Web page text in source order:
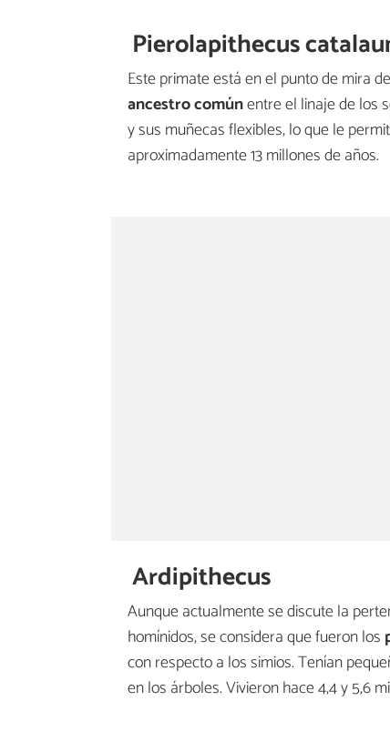
Pierolapithecus
Este primate está en el punto de mira
ancestro comúnentre el linaje de los
y sus muñecas flexibles, lo que le
aproximadamente 13 millones de años.
Ardipithecus
Aunque actualmente se discute la
homínidos, se considera que fueron los
con respecto a los simios. Tenían
en los árboles. Vivieron hace 4,4 y 5,6